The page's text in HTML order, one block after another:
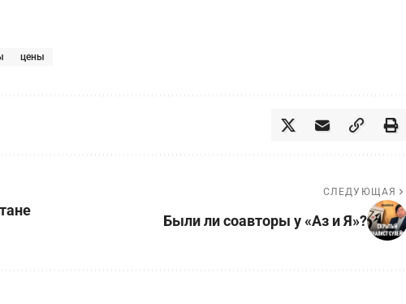
цены
СЛЕДУЮЩАЯ
Были ли соавторы у «Аз и Я»?